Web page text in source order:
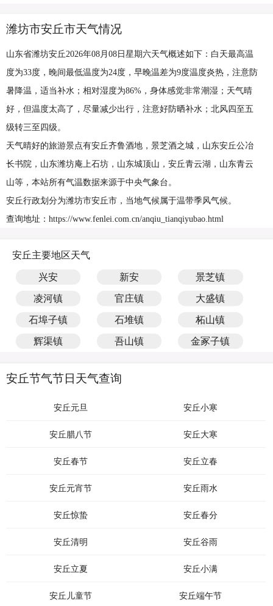
潍坊市安丘市天气情况
山东省潍坊安丘2026年08月08日星期六天气概述如下：白天最高温
度为33度，晚间最低温度为24度，早晚温差为9度温度炎热，注意防
暑降温，适当补水；相对湿度为86%，身体感觉非常潮湿；天气晴
好，但温度太高了，尽量减少出行，注意好防晒补水；北风四至五
级转三至四级。
天气晴好的旅游景点有安丘齐鲁酒地，景芝酒之城，山东安丘公冶
长书院，山东潍坊庵上石坊，山东城顶山，安丘青云湖，山东青云
山等，本站所有气温数据来源于中央气象台。
安丘行政划分为潍坊市安丘市，当地气候属于温带季风气候。
查询地址：https://www.fenlei.com.cn/anqiu_tianqiyubao.html
安丘主要地区天气
兴安 新安 景芝镇
凌河镇 官庄镇 大盛镇
石埠子镇 石堆镇 柘山镇
辉渠镇 吾山镇 金冢子镇
安丘节气节日天气查询
安丘元旦 安丘小寒
安丘腊八节 安丘大寒
安丘春节 安丘立春
安丘元宵节 安丘雨水
安丘惊蛰 安丘春分
安丘清明 安丘谷雨
安丘立夏 安丘小满
安丘儿童节 安丘端午节